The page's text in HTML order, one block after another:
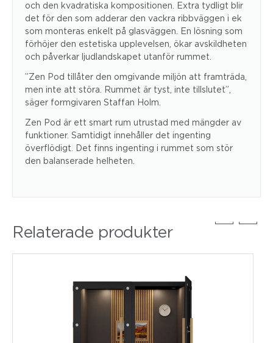
och den kvadratiska kompositionen. Extra tydligt blir
det för den som adderar den vackra ribbväggen i ek
som monteras enkelt på glasväggen. En lösning som
förhöjer den estetiska upplevelsen, ökar avskildheten
och påverkar ljudlandskapet utanför rummet.
”Zen Pod tillåter den omgivande miljön att framträda,
men inte att störa. Rummet är tyst, inte tillslutet”,
säger formgivaren Staffan Holm.
Zen Pod är ett smart rum utrustad med mängder av
funktioner. Samtidigt innehåller det ingenting
överflödigt. Det finns ingenting i rummet som stör
den balanserade helheten.
Relaterade produkter